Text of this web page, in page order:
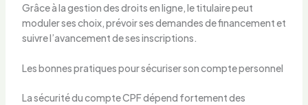
Grâce à la gestion des droits en ligne, le titulaire peut
moduler ses choix, prévoir ses demandes de financement et
suivre l’avancement de ses inscriptions.
Les bonnes pratiques pour sécuriser son compte personnel
La sécurité du compte CPF dépend fortement des